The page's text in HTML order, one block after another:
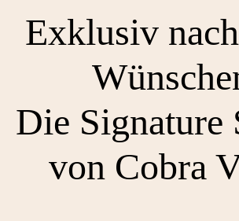
Exklusiv
Die Signature
von Cobra